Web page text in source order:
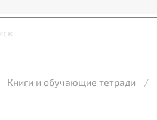
Книги и обучающие тетради